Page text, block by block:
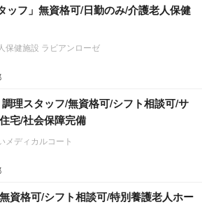
ッフ」無資格可/日勤のみ/介護老人保健
保健施設 ラビアンローゼ
調理スタッフ/無資格可/シフト相談可/サ
宅/社会保障完備
メディカルコート
資格可/シフト相談可/特別養護老人ホー